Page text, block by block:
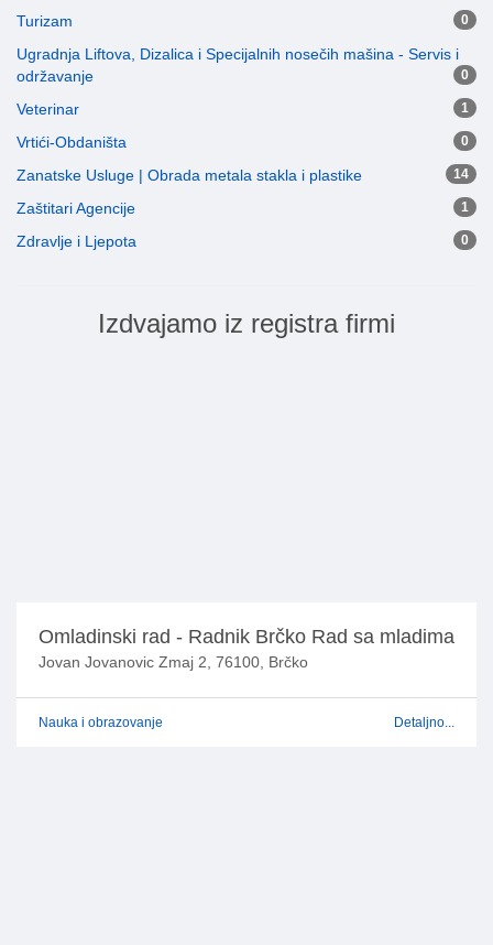
Turizam 0
Ugradnja Liftova, Dizalica i Specijalnih nosečih mašina - Servis i
održavanje
0
Veterinar 1
Vrtići-Obdaništa 0
Zanatske Usluge | Obrada metala stakla i plastike 14
Zaštitari Agencije 1
Zdravlje i Ljepota 0
Izdvajamo iz registra firmi
Omladinski rad - Radnik Brčko Rad sa mladima
Jovan Jovanovic Zmaj 2, 76100, Brčko
Nauka i obrazovanje Detaljno...